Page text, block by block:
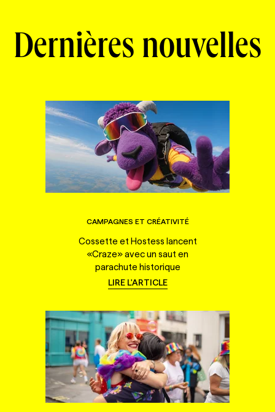
Dernières nouvelles
CAMPAGNES ET CRÉATIVITÉ
Cossette et Hostess lancent
«Craze» avec un saut en
parachute historique
LIRE L'ARTICLE